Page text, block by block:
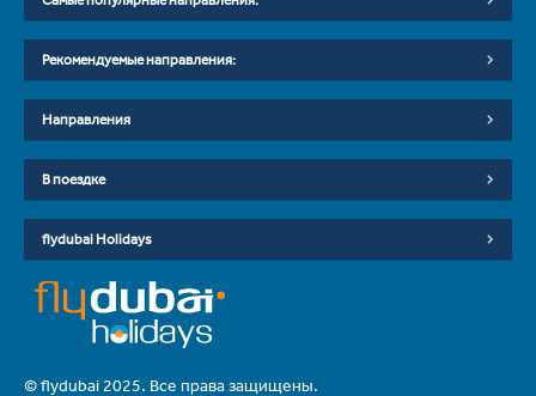
Рекомендуемые направления:
Направления
В поездке
flydubai Holidays
© flydubai 2025. Все права защищены.